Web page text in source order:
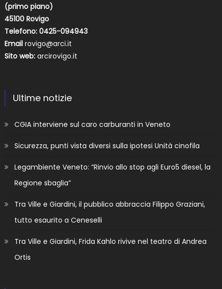
(primo piano)
45100 Rovigo
Telefono: 0425-094943
Email rovigo@arci.it
Sito web: arcirovigo.it
Ultime notizie
CGIA interviene sul caro carburanti in Veneto
Sicurezza, punti vista diversi sulla ipotesi Unità cinofila
Legambiente Veneto: “Rinvio allo stop agli Euro5 diesel, la
Regione sbaglia”
Tra Ville e Giardini, il pubblico abbraccia Filippo Graziani,
tutto esaurito a Ceneselli
Tra Ville e Giardini, Frida Kahlo rivive nel teatro di Andrea
Ortis